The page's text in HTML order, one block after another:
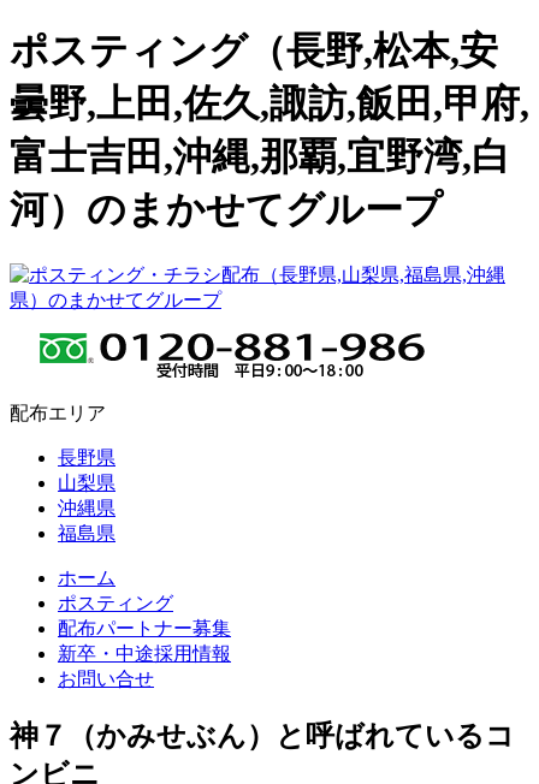
ポスティング（長野,松本,安
曇野,上田,佐久,諏訪,飯田,甲府,
富士吉田,沖縄,那覇,宜野湾,白
河）のまかせてグループ
配布エリア
長野県
山梨県
沖縄県
福島県
ホーム
ポスティング
配布パートナー募集
新卒・中途採用情報
お問い合せ
神７（かみせぶん）と呼ばれているコ
ンビニ